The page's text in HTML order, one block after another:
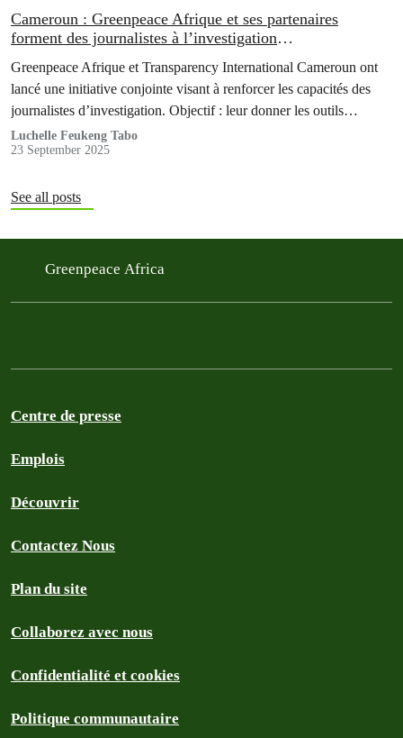
Cameroun : Greenpeace Afrique et ses partenaires
forment des journalistes à l’investigation
Greenpeace Afrique et Transparency International Cameroun ont
lancé une initiative conjointe visant à renforcer les capacités des
journalistes d’investigation. Objectif : leur donner les outils
nécessaires pour documenter et dénoncer l’exploitation forestière
illégale, l’un des principaux moteurs de la déforestation dans le
Luchelle Feukeng Tabo
23 September 2025
See all posts
Greenpeace Africa
Centre de presse
Emplois
Découvrir
Contactez Nous
Plan du site
Collaborez avec nous
Confidentialité et cookies
Politique communautaire